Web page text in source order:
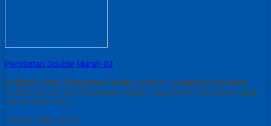
Perosotan Double Murah 02
Related posts: Perosotan Double 2 Murah Surabaya Perosotan
Double Murah Jual Perosotan Double Tiga Murah perosotan anak
murah jawa timur
*Harga Hubungi CS